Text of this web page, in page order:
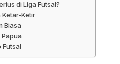
di Liga Futsal?
Ketar-Ketir
Biasa
Futsal